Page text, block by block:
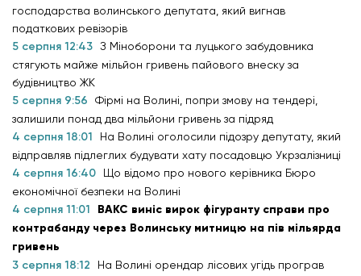
господарства волинського депутата, який вигнав
податкових ревізорів
5 серпня 12:43 З Міноборони та луцького забудовника
стягують майже мільйон гривень пайового внеску за
будівництво ЖК
5 серпня 9:56
Фірмі на Волині, попри змову на тендері,
залишили понад два мільйони гривень за підряд
4 серпня 18:01
На Волині оголосили підозру депутату, який
відправляв підлеглих будувати хату посадовцю Укрзалізниці
4 серпня 16:40
Що відомо про нового керівника Бюро
економічної безпеки на Волині
4 серпня 11:01
ВАКС виніс вирок фігуранту справи про
контрабанду через Волинську митницю на пів мільярда
гривень
3 серпня 18:12
На Волині орендар лісових угідь програв